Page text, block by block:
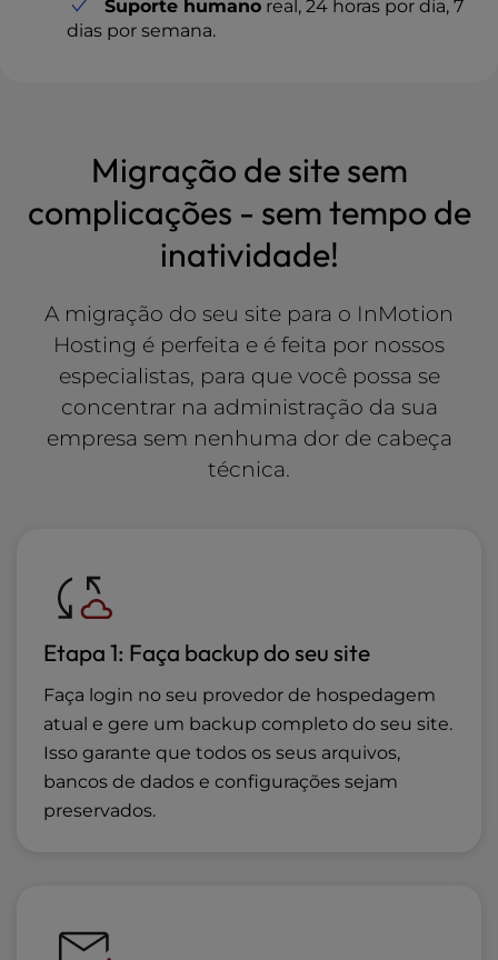
Suporte humano real, 24 horas por dia, 7
dias por semana.
Migração de site sem
complicações - sem tempo de
inatividade!
A migração do seu site para o InMotion
Hosting é perfeita e é feita por nossos
especialistas, para que você possa se
concentrar na administração da sua
empresa sem nenhuma dor de cabeça
técnica.
Etapa 1: Faça backup do seu site
Faça login no seu provedor de hospedagem
atual e gere um backup completo do seu site.
Isso garante que todos os seus arquivos,
bancos de dados e configurações sejam
preservados.